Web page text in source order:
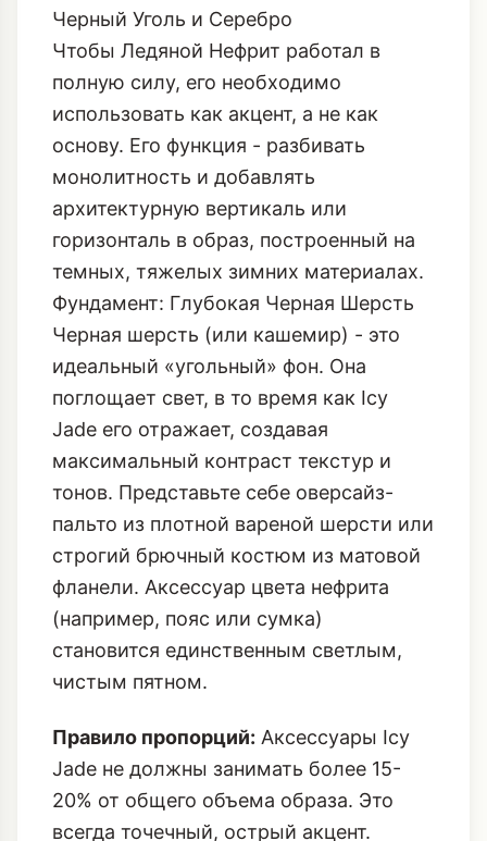
Черный Уголь и Серебро
Чтобы Ледяной Нефрит работал в
полную силу, его необходимо
использовать как акцент, а не как
основу. Его функция - разбивать
монолитность и добавлять
архитектурную вертикаль или
горизонталь в образ, построенный на
темных, тяжелых зимних материалах.
Фундамент: Глубокая Черная Шерсть
Черная шерсть (или кашемир) - это
идеальный «угольный» фон. Она
поглощает свет, в то время как Icy
Jade его отражает, создавая
максимальный контраст текстур и
тонов. Представьте себе оверсайз-
пальто из плотной вареной шерсти или
строгий брючный костюм из матовой
фланели. Аксессуар цвета нефрита
(например, пояс или сумка)
становится единственным светлым,
чистым пятном.
Правило пропорций: Аксессуары Icy
Jade не должны занимать более 15-
20% от общего объема образа. Это
всегда точечный, острый акцент.